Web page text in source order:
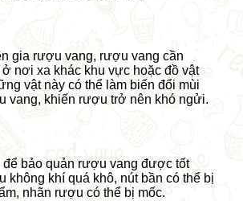
gia rượu vang, rượu vang cần
nơi xa khác khu vực hoặc đồ vật
vật này có thể làm biến đổi mùi
vang, khiến rượu trở nên khó ngửi.
bảo quản rượu vang được tốt
không khí quá khô, nút bần có thể bị
nhãn rượu có thể bị mốc.